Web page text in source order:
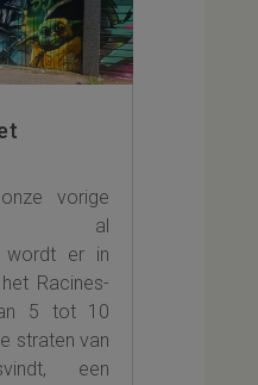
vorige
al
wordt er in
Racines-
5 tot 10
straten van
een